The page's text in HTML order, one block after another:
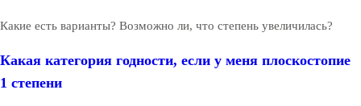
Какие есть варианты? Возможно ли, что степень увеличилась?
Какая категория годности, если у меня плоскостопие
1 степени